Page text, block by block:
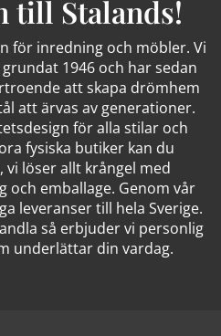
till Stalands!
för inredning och möbler. Vi
1946 och har sedan
att skapa drömhem
att ärvas av generationer.
för alla stilar och
fysiska butiker kan du
vi löser allt krångel med
och emballage. Genom vår
leveranser till hela Sverige.
så erbjuder vi personlig
underlättar din vardag.